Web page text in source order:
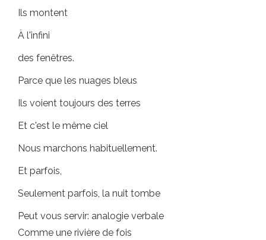
Ils montent
À l'infini
des fenêtres.
Parce que les nuages ​​bleus
Ils voient toujours des terres
Et c'est le même ciel
Nous marchons habituellement.
Et parfois,
Seulement parfois, la nuit tombe
Peut vous servir: analogie verbale
Comme une rivière de fois